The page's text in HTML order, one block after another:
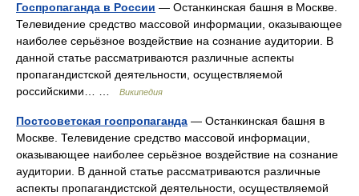
Госпропаганда в России — Останкинская башня в Москве.
Телевидение средство массовой информации, оказывающее
наиболее серьёзное воздействие на сознание аудитории. В
данной статье рассматриваются различные аспекты
пропагандистской деятельности, осуществляемой
российскими… …
Википедия
Постсоветская госпропаганда — Останкинская башня в
Москве. Телевидение средство массовой информации,
оказывающее наиболее серьёзное воздействие на сознание
аудитории. В данной статье рассматриваются различные
аспекты пропагандистской деятельности, осуществляемой